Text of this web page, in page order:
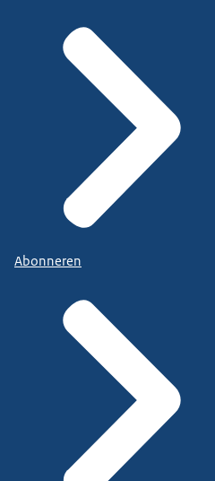
Abonneren